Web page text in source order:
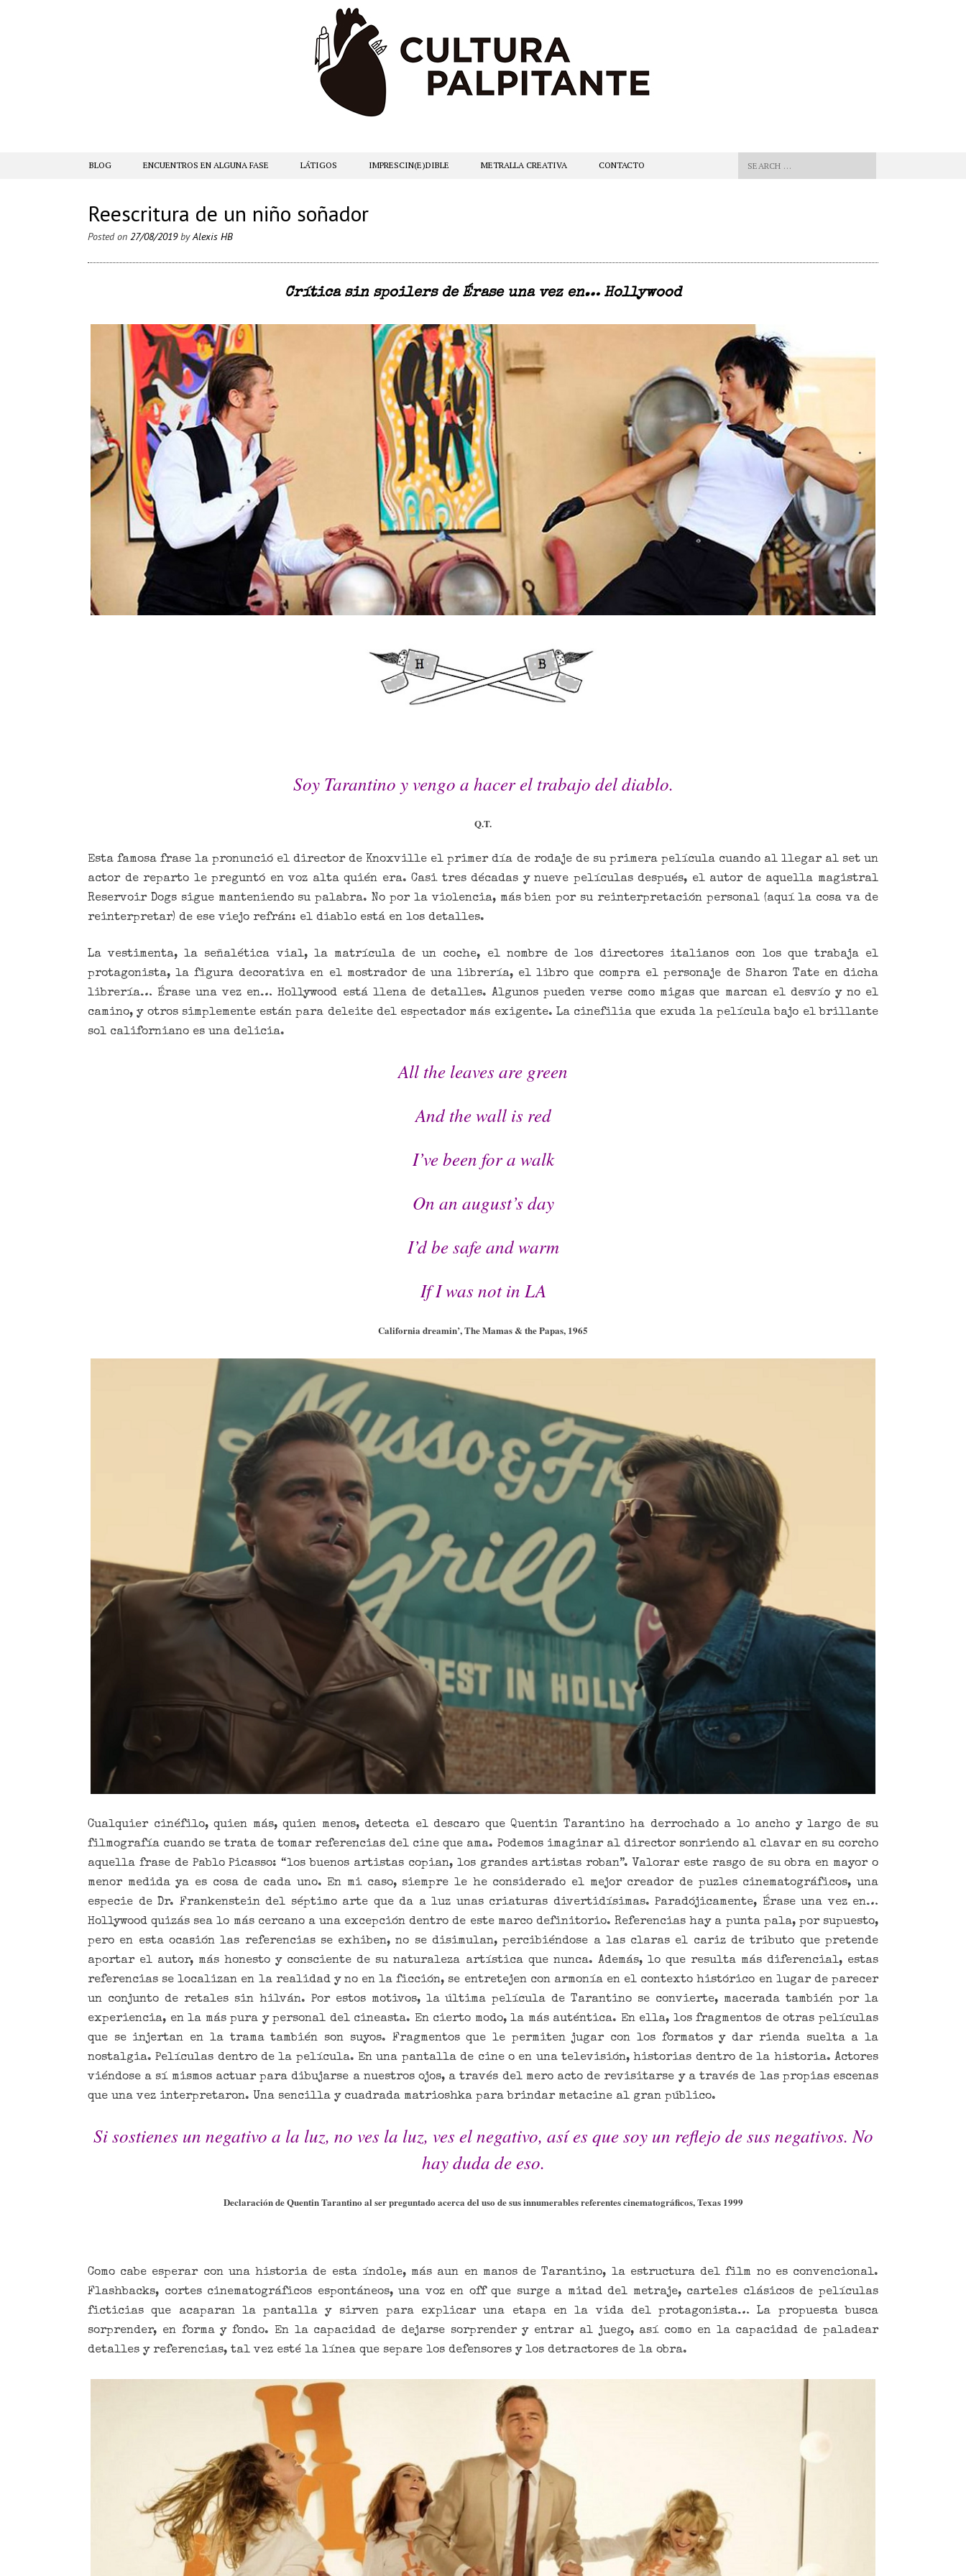
SKIP TO CONTENT
BLOG ENCUENTROS EN ALGUNA FASE LÁTIGOS IMPRESCIN(E)DIBLE METRALLA CREATIVA CONTACTO Search for:
Reescritura de un niño soñador
Posted on 27/08/2019byAlexis HB
Crítica sin spoilers de Érase una vez en… Hollywood
Soy Tarantino y vengo a hacer el trabajo del diablo.
Q.T.
Esta famosa frase la pronunció el director de Knoxville el primer día de rodaje de su primera película cuando al llegar al set un
actor de reparto le preguntó en voz alta quién era. Casi tres décadas y nueve películas después, el autor de aquella magistral
Reservoir Dogs sigue manteniendo su palabra. No por la violencia, más bien por su reinterpretación personal (aquí la cosa va de
reinterpretar) de ese viejo refrán: el diablo está en los detalles.
La vestimenta, la señalética vial, la matrícula de un coche, el nombre de los directores italianos con los que trabaja el
protagonista, la figura decorativa en el mostrador de una librería, el libro que compra el personaje de Sharon Tate en dicha
librería… Érase una vez en… Hollywood está llena de detalles. Algunos pueden verse como migas que marcan el desvío y no el
camino, y otros simplemente están para deleite del espectador más exigente. La cinefilia que exuda la película bajo el brillante
sol californiano es una delicia.
All the leaves are green
And the wall is red
I’ve been for a walk
On an august’s day
I’d be safe and warm
If I was not in LA
California dreamin’, The Mamas & the Papas, 1965
Cualquier cinéfilo, quien más, quien menos, detecta el descaro que Quentin Tarantino ha derrochado a lo ancho y largo de su
filmografía cuando se trata de tomar referencias del cine que ama. Podemos imaginar al director sonriendo al clavar en su corcho
aquella frase de Pablo Picasso: “los buenos artistas copian, los grandes artistas roban”. Valorar este rasgo de su obra en mayor o
menor medida ya es cosa de cada uno. En mi caso, siempre le he considerado el mejor creador de puzles cinematográficos, una
especie de Dr. Frankenstein del séptimo arte que da a luz unas criaturas divertidísimas. Paradójicamente, Érase una vez en…
Hollywood quizás sea lo más cercano a una excepción dentro de este marco definitorio. Referencias hay a punta pala, por supuesto,
pero en esta ocasión las referencias se exhiben, no se disimulan, percibiéndose a las claras el cariz de tributo que pretende
aportar el autor, más honesto y consciente de su naturaleza artística que nunca. Además, lo que resulta más diferencial, estas
referencias se localizan en la realidad y no en la ficción, se entretejen con armonía en el contexto histórico en lugar de parecer
un conjunto de retales sin hilván. Por estos motivos, la última película de Tarantino se convierte, macerada también por la
experiencia, en la más pura y personal del cineasta. En cierto modo, la más auténtica. En ella, los fragmentos de otras películas
que se injertan en la trama también son suyos. Fragmentos que le permiten jugar con los formatos y dar rienda suelta a la
nostalgia. Películas dentro de la película. En una pantalla de cine o en una televisión, historias dentro de la historia. Actores
viéndose a sí mismos actuar para dibujarse a nuestros ojos, a través del mero acto de revisitarse y a través de las propias escenas
que una vez interpretaron. Una sencilla y cuadrada matrioshka para brindar metacine al gran público.
Si sostienes un negativo a la luz, no ves la luz, ves el negativo, así es que soy un reflejo de sus negativos. No
hay duda de eso.
Declaración de Quentin Tarantino al ser preguntado acerca del uso de sus innumerables referentes cinematográficos, Texas 1999
Como cabe esperar con una historia de esta índole, más aun en manos de Tarantino, la estructura del film no es convencional.
Flashbacks, cortes cinematográficos espontáneos, una voz en off que surge a mitad del metraje, carteles clásicos de películas
ficticias que acaparan la pantalla y sirven para explicar una etapa en la vida del protagonista… La propuesta busca
sorprender, en forma y fondo. En la capacidad de dejarse sorprender y entrar al juego, así como en la capacidad de paladear
detalles y referencias, tal vez esté la línea que separe los defensores y los detractores de la obra.